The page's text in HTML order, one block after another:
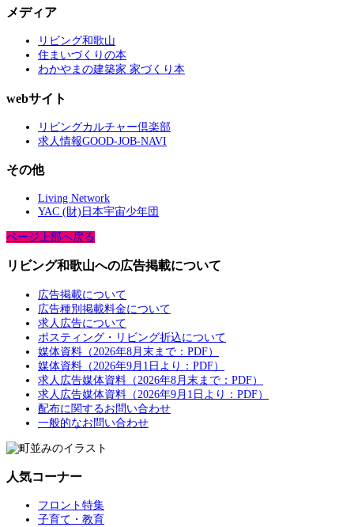
メディア
リビング和歌山
住まいづくりの本
わかやまの建築家 家づくり本
webサイト
リビングカルチャー倶楽部
求人情報GOOD-JOB-NAVI
その他
Living Network
YAC (財)日本宇宙少年団
ページ上部へ戻る
リビング和歌山への広告掲載について
広告掲載について
広告種別掲載料金について
求人広告について
ポスティング・リビング折込について
媒体資料（2026年8月末まで：PDF）
媒体資料（2026年9月1日より：PDF）
求人広告媒体資料（2026年8月末まで：PDF）
求人広告媒体資料（2026年9月1日より：PDF）
配布に関するお問い合わせ
一般的なお問い合わせ
人気コーナー
フロント特集
子育て・教育